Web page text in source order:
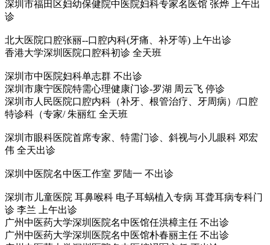
深圳市福田区妇幼保健院中医院妇科专家名医馆 张烨 上午出
诊
北大医院口腔张丽--口腔内科(牙痛、补牙等) 上午出诊
香港大学深圳医院口腔科初诊 全天班
深圳市中医院妇科单志群 不出诊
深圳市康宁医院特需心理健康门诊-罗湖 周云飞 停诊
深圳市人民医院口腔内科（补牙、根管治疗、牙周病）/口腔
特诊科（专家/ 朱丽红 全天班
深圳市眼科医院首席专家、特需门诊、斜视与小儿眼科 邓宏
伟 全天出诊
深圳中医院名中医工作室 罗陆一 不出诊
深圳市儿童医院 耳鼻喉科 电子耳蜗植入专病 耳聋耳病专科门
诊 李兰 上午出诊
广州中医药大学深圳医院名中医馆任洪樟主任 不出诊
广州中医药大学深圳医院名中医馆朴春丽主任 不出诊